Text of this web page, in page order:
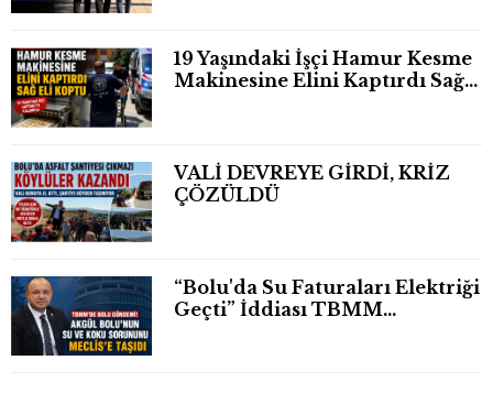
19 Yaşındaki İşçi Hamur Kesme
Makinesine Elini Kaptırdı Sağ
VALİ DEVREYE GİRDİ, KRİZ
ÇÖZÜLDÜ
“Bolu'da Su Faturaları Elektriği
Geçti” İddiası TBMM